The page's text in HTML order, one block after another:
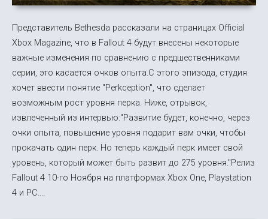
Представитель Bethesda рассказали на страницах Official
Xbox Magazine, что в Fallout 4 будут внесены некоторые
важные изменения по сравнению с предшественниками
серии, это касается очков опыта.С этого эпизода, студия
хочет ввести понятие "Perkception", что сделает
возможным рост уровня перка. Ниже, отрывок,
извлеченный из интервью:"Развитие будет, конечно, через
очки опыта, повышение уровня подарит вам очки, чтобы
прокачать один перк. Но теперь каждый перк имеет свой
уровень, который может быть развит до 275 уровня."Релиз
Fallout 4 10-го Ноября на платформах Xbox One, Playstation
4 и PC....